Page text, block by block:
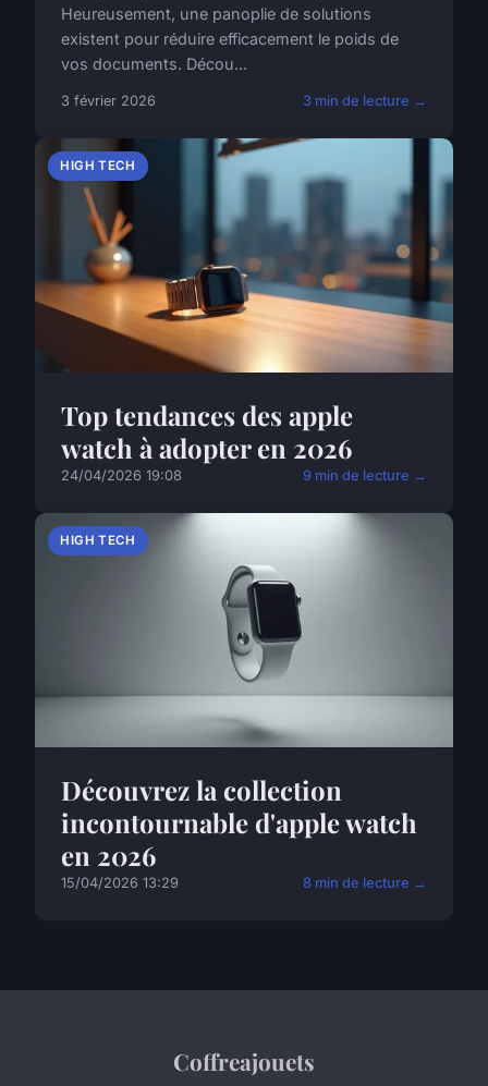
Heureusement, une panoplie de solutions
existent pour réduire efficacement le poids de
vos documents. Décou...
3 février 2026 3 min de lecture →
HIGH TECH
Top tendances des apple
watch à adopter en 2026
24/04/2026 19:08 9 min de lecture →
HIGH TECH
Découvrez la collection
incontournable d'apple watch
en 2026
15/04/2026 13:29 8 min de lecture →
Coffreajouets